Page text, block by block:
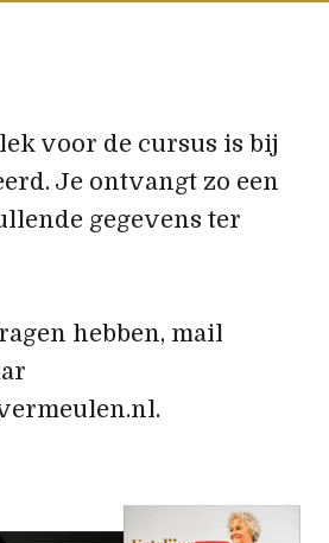
voor de cursus is bij
Je ontvangt zo een
gegevens ter
hebben, mail